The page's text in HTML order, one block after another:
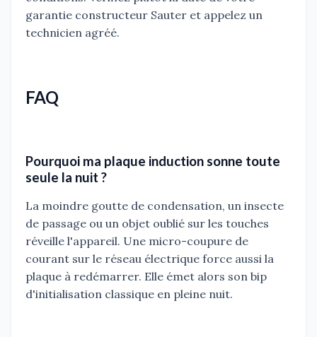
garantie constructeur Sauter et appelez un
technicien agréé.
FAQ
Pourquoi ma plaque induction sonne toute
seule la nuit ?
La moindre goutte de condensation, un insecte
de passage ou un objet oublié sur les touches
réveille l'appareil. Une micro-coupure de
courant sur le réseau électrique force aussi la
plaque à redémarrer. Elle émet alors son bip
d'initialisation classique en pleine nuit.